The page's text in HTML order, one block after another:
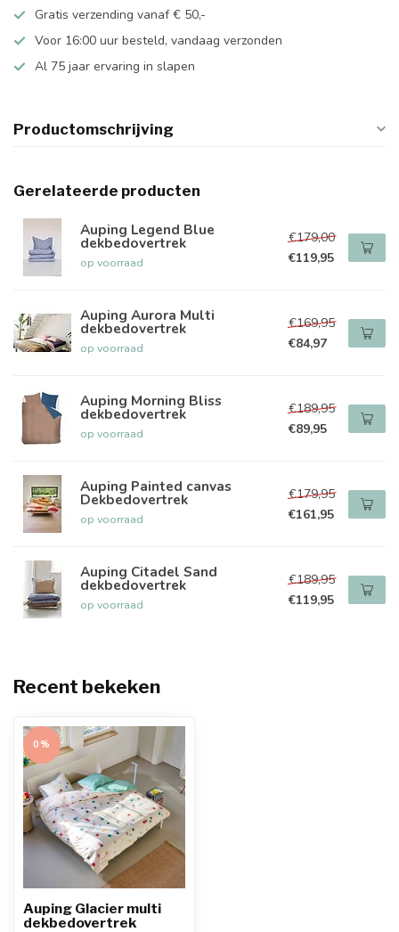
Gratis verzending vanaf € 50,-
Voor 16:00 uur besteld, vandaag verzonden
Al 75 jaar ervaring in slapen
Productomschrijving
Gerelateerde producten
Auping Legend Blue
dekbedovertrek
op voorraad
€179,00
€119,95
Auping Aurora Multi
dekbedovertrek
op voorraad
€169,95
€84,97
Auping Morning Bliss
dekbedovertrek
op voorraad
€189,95
€89,95
Auping Painted canvas
Dekbedovertrek
op voorraad
€179,95
€161,95
Auping Citadel Sand
dekbedovertrek
op voorraad
€189,95
€119,95
Recent bekeken
0%
Auping Glacier multi
dekbedovertrek